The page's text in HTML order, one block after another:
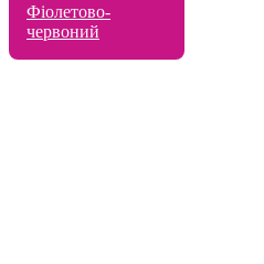
Фіолетово-
червоний